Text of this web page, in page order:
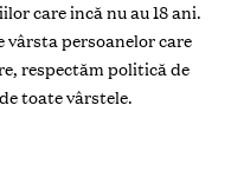
care incă nu au 18 ani.
vârsta persoanelor care
respectăm politică de
toate vârstele.